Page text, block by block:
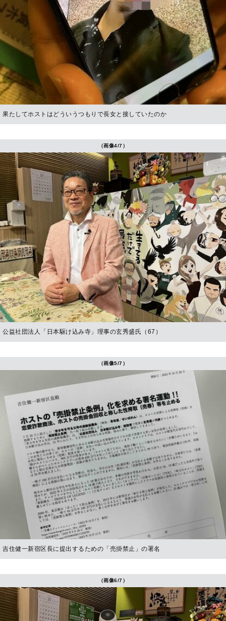
果たしてホストはどういうつもりで長女と接していたのか
（画像4/7）
公益社団法人「日本駆け込み寺」理事の玄秀盛氏（67）
（画像5/7）
吉住健一新宿区長に提出するための「売掛禁止」の署名
（画像6/7）